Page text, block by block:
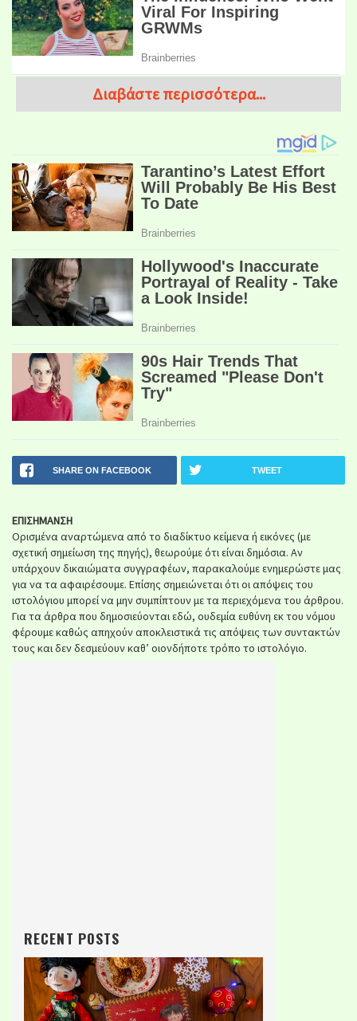
Διαβάστε περισσότερα...
SHARE ON FACEBOOK TWEET
ΕΠΙΣΗΜΑΝΣΗ
Ορισμένα αναρτώμενα από το διαδίκτυο κείμενα ή εικόνες (με
σχετική σημείωση της πηγής), θεωρούμε ότι είναι δημόσια. Αν
υπάρχουν δικαιώματα συγγραφέων, παρακαλούμε ενημερώστε μας
για να τα αφαιρέσουμε. Επίσης σημειώνεται ότι οι απόψεις του
ιστολόγιου μπορεί να μην συμπίπτουν με τα περιεχόμενα του άρθρου.
Για τα άρθρα που δημοσιεύονται εδώ, ουδεμία ευθύνη εκ του νόμου
φέρουμε καθώς απηχούν αποκλειστικά τις απόψεις των συντακτών
τους και δεν δεσμεύουν καθ’ οιονδήποτε τρόπο το ιστολόγιο.
RECENT POSTS